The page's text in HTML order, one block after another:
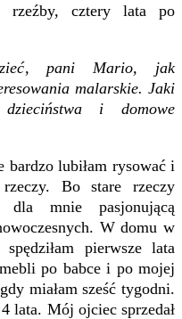
rzeźby, cztery lata po
pani Mario, jak
malarskie. Jaki
i domowe
lubiłam rysować i
Bo stare rzeczy
dla mnie pasjonującą
W domu w
pierwsze lata
po babce i po mojej
miałam sześć tygodni.
lata. Mój ojciec sprzedał